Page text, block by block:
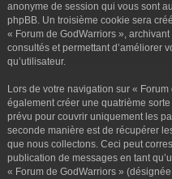
anonyme de session qui vous sont
phpBB. Un troisième cookie sera
« Forum de GodWarriors »,
consultés et permettant d’améliorer
qu’utilisateur.
Lors de votre navigation sur «
également créer une quatrième
prévu pour couvrir uniquement les
seconde manière est de récupérer
que nous collectons. Ceci peut
publication de messages en tant
« Forum de GodWarriors »